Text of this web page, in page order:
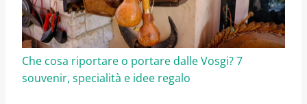
Che cosa riportare o portare dalle Vosgi? 7
souvenir, specialità e idee regalo